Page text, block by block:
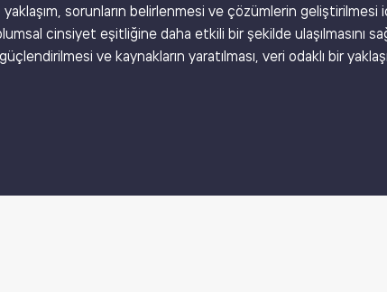
sorunların belirlenmesi ve çözümlerin geliştirilmesi
cinsiyet eşitliğine daha etkili bir şekilde ulaşılmasını
ve kaynakların yaratılması, veri odaklı bir